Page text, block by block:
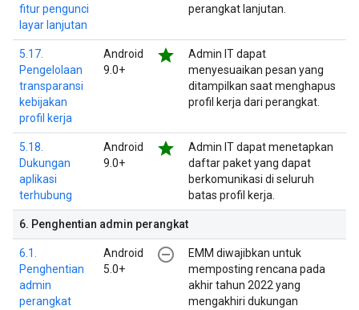
fitur pengunci
layar lanjutan
perangkat lanjutan.
5.17.
Pengelolaan
transparansi
kebijakan
profil kerja
Android
9.0+
star
Admin IT dapat
menyesuaikan pesan yang
ditampilkan saat menghapus
profil kerja dari perangkat.
5.18.
Dukungan
aplikasi
terhubung
Android
9.0+
star
Admin IT dapat menetapkan
daftar paket yang dapat
berkomunikasi di seluruh
batas profil kerja.
6. Penghentian admin perangkat
6.1.
Penghentian
admin
perangkat
Android
5.0+
remove_circle_outline
EMM diwajibkan untuk
memposting rencana pada
akhir tahun 2022 yang
mengakhiri dukungan